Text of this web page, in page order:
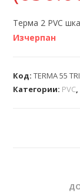
Терма 2 PVC
Изчерпан
Код:TERMA 55
Категории: PVC,